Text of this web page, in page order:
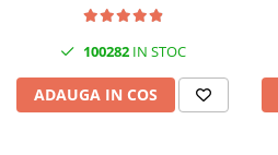
100282IN STOC
ADAUGA IN COS